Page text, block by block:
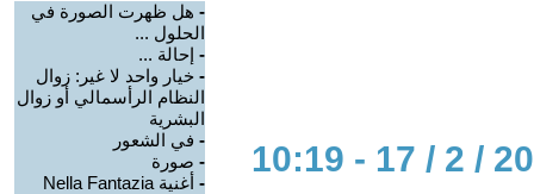
- هل ظهرت الصورة في
الحلول ...
- إحالة ...
- خيار واحد لا غير: زوال
النظام الرأسمالي أو زوال
البشرية
- في الشعور
- صورة
- أغنية Nella Fantazia